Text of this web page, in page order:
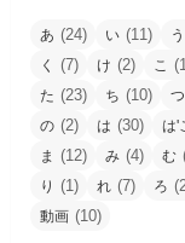
あ (24) い (11) う
く (7) け (2) こ
た (23) ち (10) つ
の (2) は (30) は'
ま (12) み (4) む
り (1) れ (7) ろ
動画 (10)